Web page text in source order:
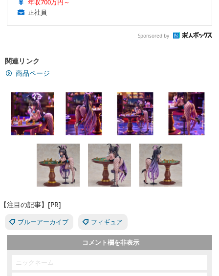
年収700万円～
正社員
Sponsored by
関連リンク
商品ページ
【注目の記事】[PR]
ブルーアーカイブ フィギュア
コメント欄を非表示